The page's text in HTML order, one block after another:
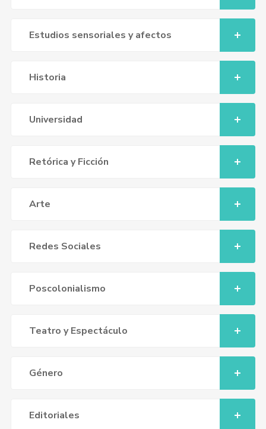
Estudios sensoriales y afectos
Historia
Universidad
Retórica y Ficción
Arte
Redes Sociales
Poscolonialismo
Teatro y Espectáculo
Género
Editoriales